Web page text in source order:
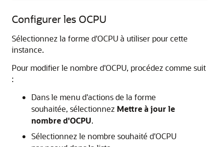
Configurer les OCPU
Sélectionnez la forme d'OCPU à utiliser pour cette
instance.
Pour modifier le nombre d'OCPU, procédez comme suit
:
Dans le menu d'actions de la forme
souhaitée, sélectionnez Mettre à jour le
nombre d'OCPU.
Sélectionnez le nombre souhaité d'OCPU